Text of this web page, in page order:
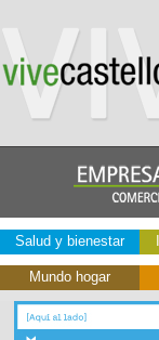
Salud y bienestar
Mundo hogar